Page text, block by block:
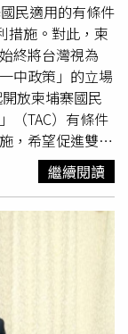
民適用的有條件
措施。對此，柬
終將台灣視為
中政策」的立場
放柬埔寨國民
（TAC）有條件
，希望促進雙邊
次公開配合中國
的不當言論，包
容，已損害我國
近期多起跨國重
1日起，停止對
埔寨民眾若欲來
，不再適用現行
是否恢復，將視
繼續閱讀